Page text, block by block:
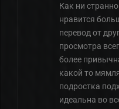
Как ни
нравится
перевод от
просмотра
более
какой то
подростка
идеальна во